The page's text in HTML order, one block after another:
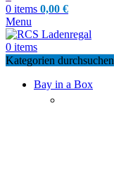
0 items 0,00 €
Menu
0 items
Kategorien durchsuchen
Bay in a Box